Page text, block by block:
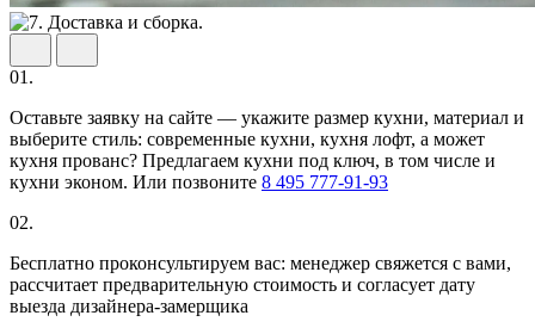
01.
Оставьте заявку на сайте — укажите размер кухни, материал и
выберите стиль: современные кухни, кухня лофт, а может
кухня прованс? Предлагаем кухни под ключ, в том числе и
кухни эконом. Или позвоните 8 495 777-91-93
02.
Бесплатно проконсультируем вас: менеджер свяжется с вами,
рассчитает предварительную стоимость и согласует дату
выезда дизайнера-замерщика